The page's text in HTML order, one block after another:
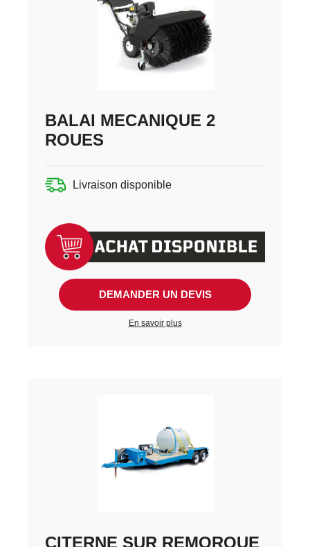
BALAI MECANIQUE 2
ROUES
Livraison disponible
DEMANDER UN DEVIS
En savoir plus
CITERNE SUR REMORQUE